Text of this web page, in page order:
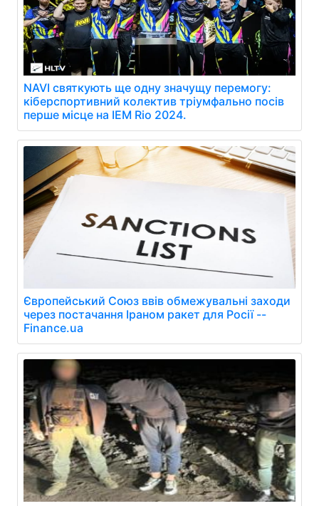
NAVI святкують ще одну значущу перемогу:
кіберспортивний колектив тріумфально посів
перше місце на IEM Rio 2024.
Європейський Союз ввів обмежувальні заходи
через постачання Іраном ракет для Росії --
Finance.ua